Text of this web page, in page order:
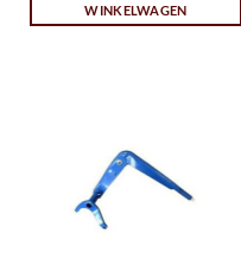
WINKELWAGEN